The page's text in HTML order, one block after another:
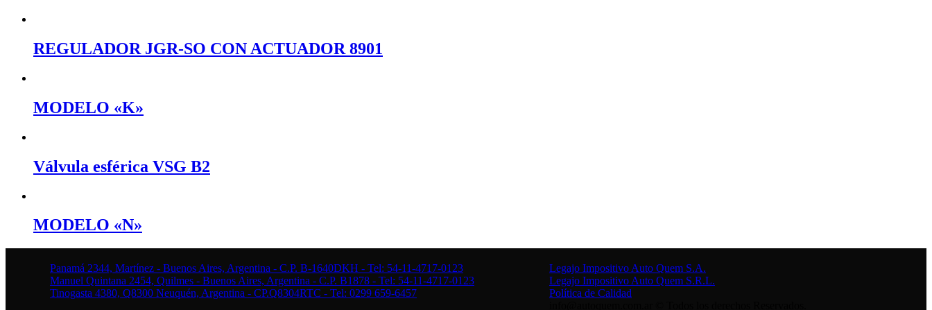
REGULADOR JGR-SO CON ACTUADOR 8901
MODELO «K»
Válvula esférica VSG B2
MODELO «N»
Panamá 2344, Martínez - Buenos Aires, Argentina - C.P. B-1640DKH - Tel: 54-11-4717-0123
Manuel Quintana 2454, Quilmes - Buenos Aires, Argentina - C.P. B1878 - Tel: 54-11-4717-0123
Tinogasta 4380, Q8300 Neuquén, Argentina - CP.Q8304RTC - Tel: 0299 659-6457
Legajo Impositivo Auto Quem S.A.
Legajo Impositivo Auto Quem S.R.L.
Política de Calidad